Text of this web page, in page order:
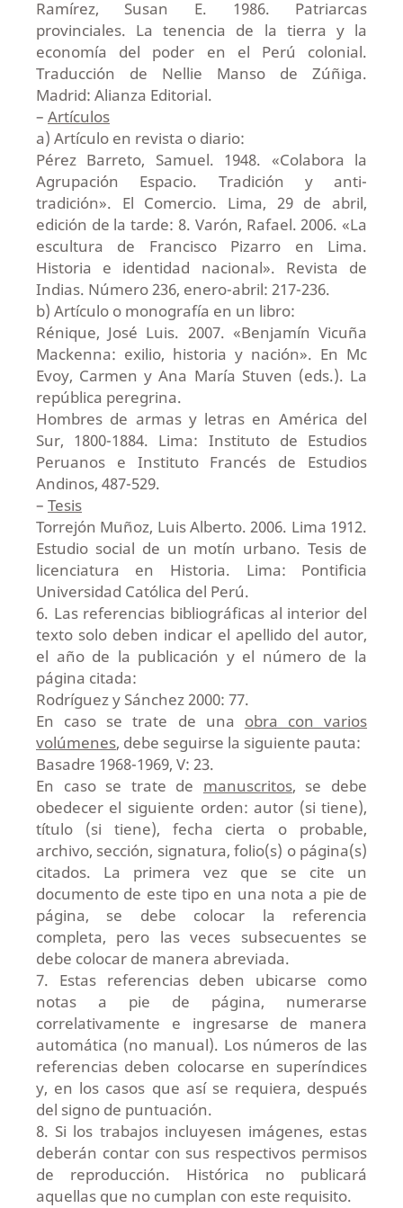
Ramírez, Susan E. 1986. Patriarcas
provinciales. La tenencia de la tierra y la
economía del poder en el Perú colonial.
Traducción de Nellie Manso de Zúñiga.
Madrid: Alianza Editorial.
– Artículos
a) Artículo en revista o diario:
Pérez Barreto, Samuel. 1948. «Colabora la
Agrupación Espacio. Tradición y anti-
tradición». El Comercio. Lima, 29 de abril,
edición de la tarde: 8. Varón, Rafael. 2006. «La
escultura de Francisco Pizarro en Lima.
Historia e identidad nacional». Revista de
Indias. Número 236, enero-abril: 217-236.
b) Artículo o monografía en un libro:
Rénique, José Luis. 2007. «Benjamín Vicuña
Mackenna: exilio, historia y nación». En Mc
Evoy, Carmen y Ana María Stuven (eds.). La
república peregrina.
Hombres de armas y letras en América del
Sur, 1800-1884. Lima: Instituto de Estudios
Peruanos e Instituto Francés de Estudios
Andinos, 487-529.
– Tesis
Torrejón Muñoz, Luis Alberto. 2006. Lima 1912.
Estudio social de un motín urbano. Tesis de
licenciatura en Historia. Lima: Pontificia
Universidad Católica del Perú.
6. Las referencias bibliográficas al interior del
texto solo deben indicar el apellido del autor,
el año de la publicación y el número de la
página citada:
Rodríguez y Sánchez 2000: 77.
En caso se trate de una obra con varios
volúmenes, debe seguirse la siguiente pauta:
Basadre 1968-1969, V: 23.
En caso se trate de manuscritos, se debe
obedecer el siguiente orden: autor (si tiene),
título (si tiene), fecha cierta o probable,
archivo, sección, signatura, folio(s) o página(s)
citados. La primera vez que se cite un
documento de este tipo en una nota a pie de
página, se debe colocar la referencia
completa, pero las veces subsecuentes se
debe colocar de manera abreviada.
7. Estas referencias deben ubicarse como
notas a pie de página, numerarse
correlativamente e ingresarse de manera
automática (no manual). Los números de las
referencias deben colocarse en superíndices
y, en los casos que así se requiera, después
del signo de puntuación.
8. Si los trabajos incluyesen imágenes, estas
deberán contar con sus respectivos permisos
de reproducción. Histórica no publicará
aquellas que no cumplan con este requisito.